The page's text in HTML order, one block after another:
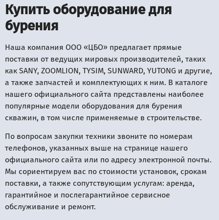
Купить оборудование для
бурения
Наша компания ООО «ЦБО» предлагает прямые
поставки от ведущих мировых производителей, таких
как SANY, ZOOMLION, TYSIM, SUNWARD, YUTONG и другие,
а также запчастей и комплектующих к ним. В каталоге
нашего официального сайта представлены наиболее
популярные модели оборудования для бурения
скважин, в том числе применяемые в строительстве.
По вопросам закупки техники звоните по номерам
телефонов, указанных выше на странице нашего
официального сайта или по адресу электронной почты.
Мы сориентируем вас по стоимости установок, срокам
поставки, а также сопутствующим услугам: аренда,
гарантийное и послегарантийное сервисное
обслуживание и ремонт.